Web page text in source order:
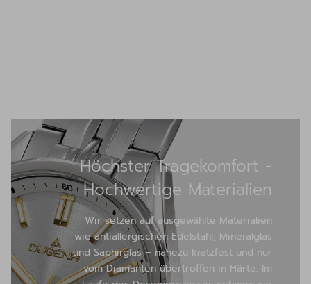
Höchster Tragekomfort -
Hochwertige Materialien
Wir setzen auf ausgewählte Materialien
wie antiallergischen Edelstahl, Mineralglas
und Saphirglas – nahezu kratzfest und nur
vom Diamanten übertroffen in Härte. Im